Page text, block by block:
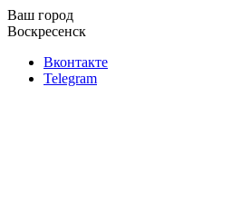
Ваш город
Воскресенск
Вконтакте
Telegram